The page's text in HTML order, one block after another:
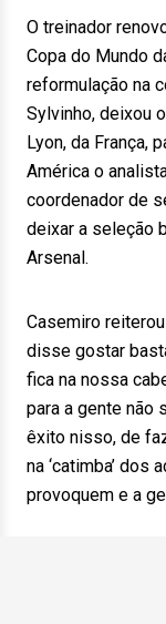
O treinador
Copa do Mundo
reformulação na
Sylvinho, deixou
Lyon, da França,
América o
coordenador de
deixar a seleção
Arsenal.
Casemiro
disse gostar
fica na nossa
para a gente não
êxito nisso, de
na ‘catimba’ dos
provoquem e a